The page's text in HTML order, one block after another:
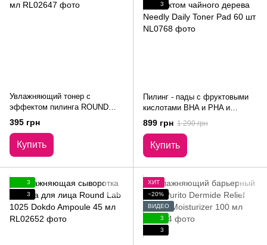
Увлажняющий тонер с
эффектом пилинга ROUND
LAB 1025 Dokdo Toner 100 мл
395 грн
Купить
3
Пилинг - пады с фруктовыми
кислотами BHA и PHA и
натуральным экстрактом
чайного дерева Needly Daily
Toner Pad 60 шт
899 грн 1 290 грн
Купить
3
3
ХИТ
−20%
ВИДЕО
3
3